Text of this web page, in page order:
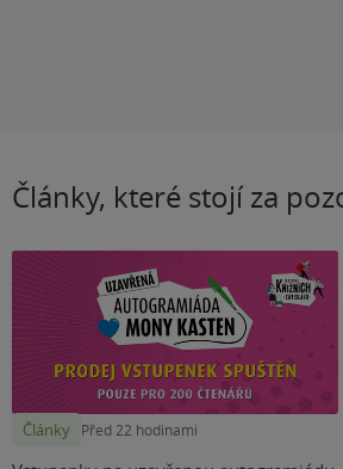
Články, které stojí za
Články Před 22 hodinami